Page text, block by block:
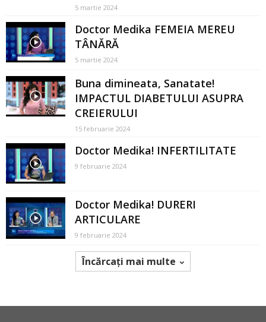
5 martie 2024
Doctor Medika FEMEIA MEREU
TÂNĂRĂ
5 martie 2024
Buna dimineata, Sanatate!
IMPACTUL DIABETULUI ASUPRA
CREIERULUI
15 februarie 2024
Doctor Medika! INFERTILITATE
9 februarie 2024
Doctor Medika! DURERI
ARTICULARE
9 februarie 2024
Încărcați mai multe